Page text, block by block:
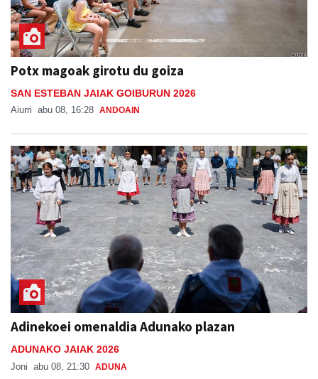
Potx magoak girotu du goiza
SAN ESTEBAN JAIAK GOIBURUN 2026
Aiurri abu 08, 16:28 ANDOAIN
Adinekoei omenaldia Adunako plazan
ADUNAKO JAIAK 2026
Joni abu 08, 21:30 ADUNA